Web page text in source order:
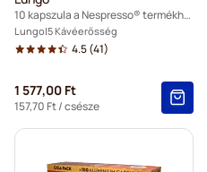
10 kapszula a Nespresso® termékhez
Lungo 5 Kávéerősség
4.5(41)
1 577,00 Ft
157,70 Ft/ csésze